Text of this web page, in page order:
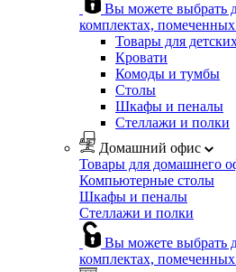
Вы можете выбрать
комплектах,
Товары для
Кровати
Комоды и тумбы
Столы
Шкафы и пеналы
Стеллажи и полки
Домашний офис
Товары для домашнего
Компьютерные столы
Шкафы и пеналы
Стеллажи и полки
Вы можете выбрать
комплектах,